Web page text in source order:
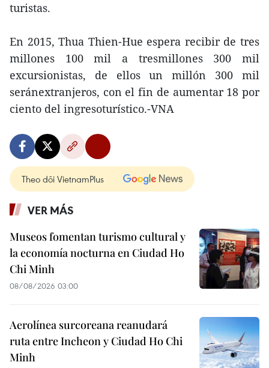
turistas.
En 2015, Thua Thien-Hue espera recibir de tres
millones 100 mil a tresmillones 300 mil
excursionistas, de ellos un millón 300 mil
seránextranjeros, con el fin de aumentar 18 por
ciento del ingresoturístico.-VNA
Theo dõi VietnamPlus
VER MÁS
Museos fomentan turismo cultural y
la economía nocturna en Ciudad Ho
Chi Minh
08/08/2026 03:00
Aerolínea surcoreana reanudará
ruta entre Incheon y Ciudad Ho Chi
Minh